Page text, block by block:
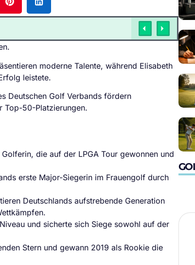
moderne Talente, während Elisabeth
leistete.
Deutschen Golf Verbands fördern
Top-50-Platzierungen.
die auf der LPGA Tour gewonnen und
erste Major-Siegerin im Frauengolf durch
Deutschlands aufstrebende Generation
und sicherte sich Siege sowohl auf der
Stern und gewann 2019 als Rookie die